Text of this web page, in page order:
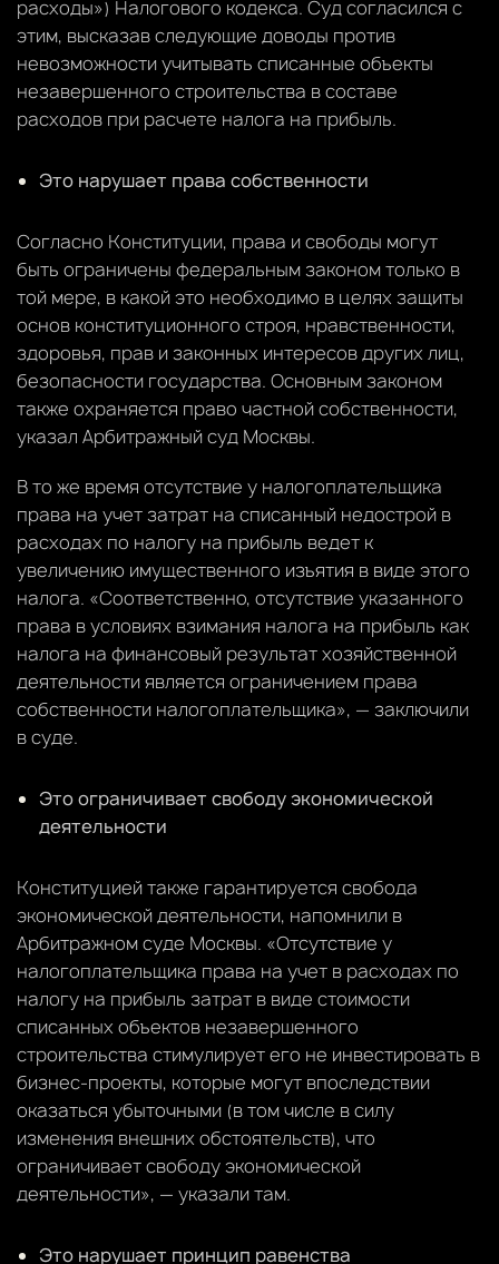
расходы») Налогового кодекса. Суд согласился с
этим, высказав следующие доводы против
невозможности учитывать списанные объекты
незавершенного строительства в составе
расходов при расчете налога на прибыль.
Это нарушает права собственности
Согласно Конституции, права и свободы могут
быть ограничены федеральным законом только в
той мере, в какой это необходимо в целях защиты
основ конституционного строя, нравственности,
здоровья, прав и законных интересов других лиц,
безопасности государства. Основным законом
также охраняется право частной собственности,
указал Арбитражный суд Москвы.
В то же время отсутствие у налогоплательщика
права на учет затрат на списанный недострой в
расходах по налогу на прибыль ведет к
увеличению имущественного изъятия в виде этого
налога. «Соответственно, отсутствие указанного
права в условиях взимания налога на прибыль как
налога на финансовый результат хозяйственной
деятельности является ограничением права
собственности налогоплательщика», — заключили
в суде.
Это ограничивает свободу экономической
деятельности
Конституцией также гарантируется свобода
экономической деятельности, напомнили в
Арбитражном суде Москвы. «Отсутствие у
налогоплательщика права на учет в расходах по
налогу на прибыль затрат в виде стоимости
списанных объектов незавершенного
строительства стимулирует его не инвестировать в
бизнес-проекты, которые могут впоследствии
оказаться убыточными (в том числе в силу
изменения внешних обстоятельств), что
ограничивает свободу экономической
деятельности», — указали там.
Это нарушает принцип равенства